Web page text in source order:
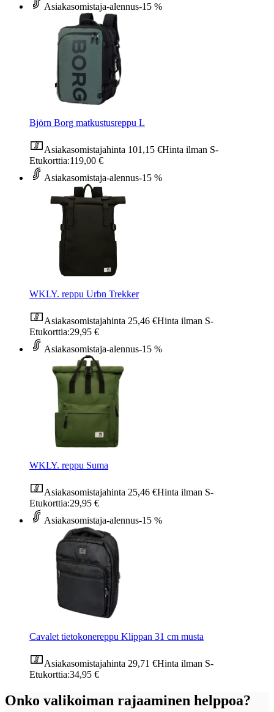
Asiakasomistaja-alennus-15 %
Björn Borg matkustusreppu L
Asiakasomistajahinta 101,15 €Hinta ilman S-
Etukorttia:119,00 €
Asiakasomistaja-alennus-15 %
WKLY. reppu Urbn Trekker
Asiakasomistajahinta 25,46 €Hinta ilman S-
Etukorttia:29,95 €
Asiakasomistaja-alennus-15 %
WKLY. reppu Suma
Asiakasomistajahinta 25,46 €Hinta ilman S-
Etukorttia:29,95 €
Asiakasomistaja-alennus-15 %
Cavalet tietokonereppu Klippan 31 cm musta
Asiakasomistajahinta 29,71 €Hinta ilman S-
Etukorttia:34,95 €
Onko valikoiman rajaaminen helppoa?